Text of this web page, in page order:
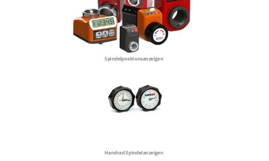
Spindelpositionsanzeigen
Handrad Spindelanzeigen